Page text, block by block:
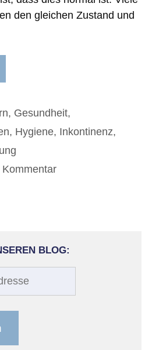
den gleichen Zustand und
, Gesundheit,
, Hygiene, Inkontinenz,
BLOG: